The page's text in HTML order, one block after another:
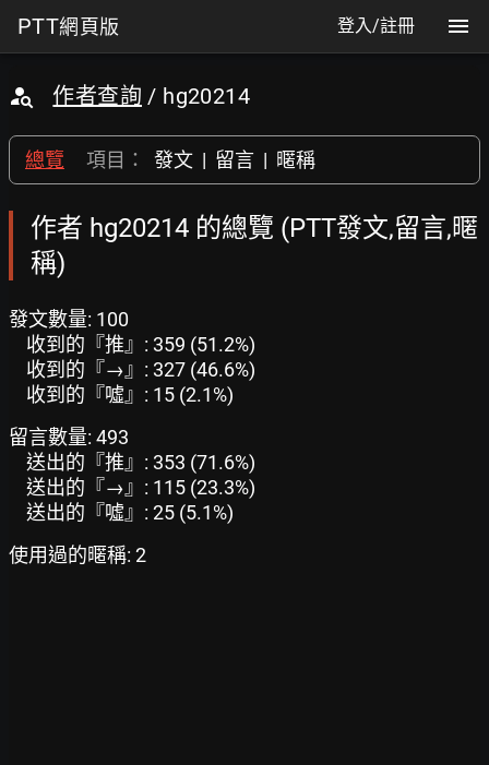
PTT網頁版 登入/註冊
作者查詢 / hg20214
總覽 項目： 發文 | 留言 | 暱稱
作者 hg20214 的總覽 (PTT發文,留言,暱
稱)
發文數量: 100
收到的『推』: 359 (51.2%)
收到的『→』: 327 (46.6%)
收到的『噓』: 15 (2.1%)
留言數量: 493
送出的『推』: 353 (71.6%)
送出的『→』: 115 (23.3%)
送出的『噓』: 25 (5.1%)
使用過的暱稱: 2